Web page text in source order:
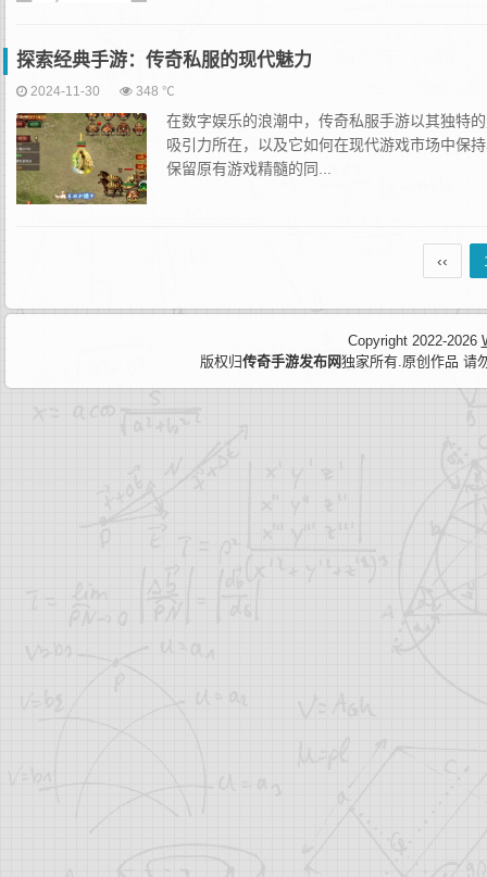
探索经典手游：传奇私服的现代魅力
2024-11-30 348 ℃
在数字娱乐的浪潮中，传奇私服手游以其独特
吸引力所在，以及它如何在现代游戏市场中保
保留原有游戏精髓的同...
‹‹
Copyright 2022-2026
版权归传奇手游发布网独家所有.原创作品 请